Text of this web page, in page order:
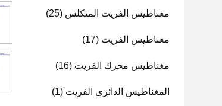
مغناطيس الفريت المتكلس (25)
مغناطيس الفريت (17)
مغناطيس محرك الفريت (16)
المغناطيس الدائري الفريت (1)